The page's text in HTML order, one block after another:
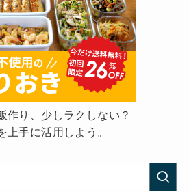
作り、少しラクしない？
上手に活用しよう。